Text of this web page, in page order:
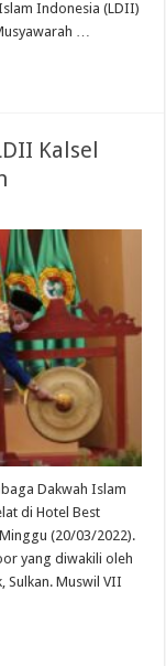
Indonesia (LDII)
…
Kalsel
Dakwah Islam
di Hotel Best
(20/03/2022).
yang diwakili oleh
Sulkan. Muswil VII